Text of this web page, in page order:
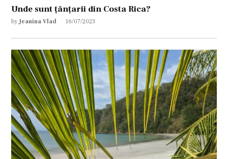
Unde sunt țânțarii din Costa Rica?
by Jeanina Vlad 16/07/2023